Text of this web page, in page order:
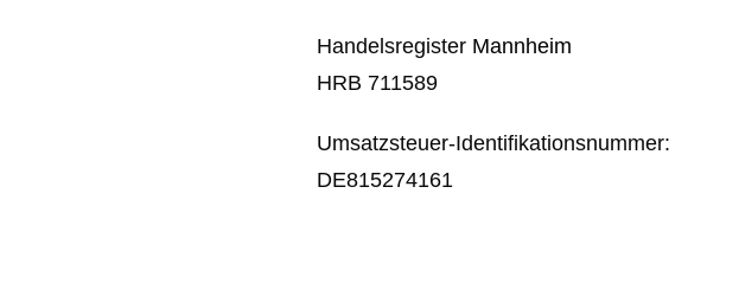
Handelsregister Mannheim
HRB 711589
Umsatzsteuer-Identifikationsnummer:
DE815274161